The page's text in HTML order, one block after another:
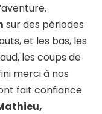
sur des périodes
et les bas, les
les coups de
merci à nos
fait confiance